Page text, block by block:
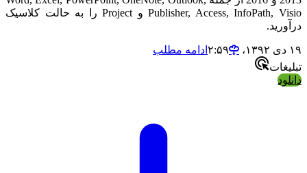
Publisher, Access, InfoPath, Visio و Project را به حالت کلاسیک
درآورید.
۱۹ دی ۱۳۹۲،‏ ۲:۵۹
ادامه مطلب
تبلیغات
دانلود